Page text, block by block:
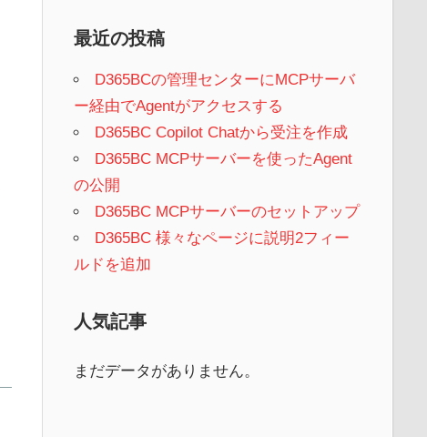
最近の投稿
D365BCの管理センターにMCPサーバ
ー経由でAgentがアクセスする
D365BC Copilot Chatから受注を作成
D365BC MCPサーバーを使ったAgent
の公開
D365BC MCPサーバーのセットアップ
D365BC 様々なページに説明2フィー
ルドを追加
人気記事
まだデータがありません。